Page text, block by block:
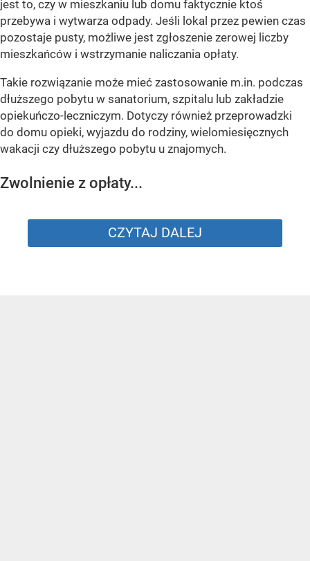
jest to, czy w mieszkaniu lub domu faktycznie ktoś
przebywa i wytwarza odpady. Jeśli lokal przez pewien czas
pozostaje pusty, możliwe jest zgłoszenie zerowej liczby
mieszkańców i wstrzymanie naliczania opłaty.
Takie rozwiązanie może mieć zastosowanie m.in. podczas
dłuższego pobytu w sanatorium, szpitalu lub zakładzie
opiekuńczo-leczniczym. Dotyczy również przeprowadzki
do domu opieki, wyjazdu do rodziny, wielomiesięcznych
wakacji czy dłuższego pobytu u znajomych.
Zwolnienie z opłaty...
CZYTAJ DALEJ